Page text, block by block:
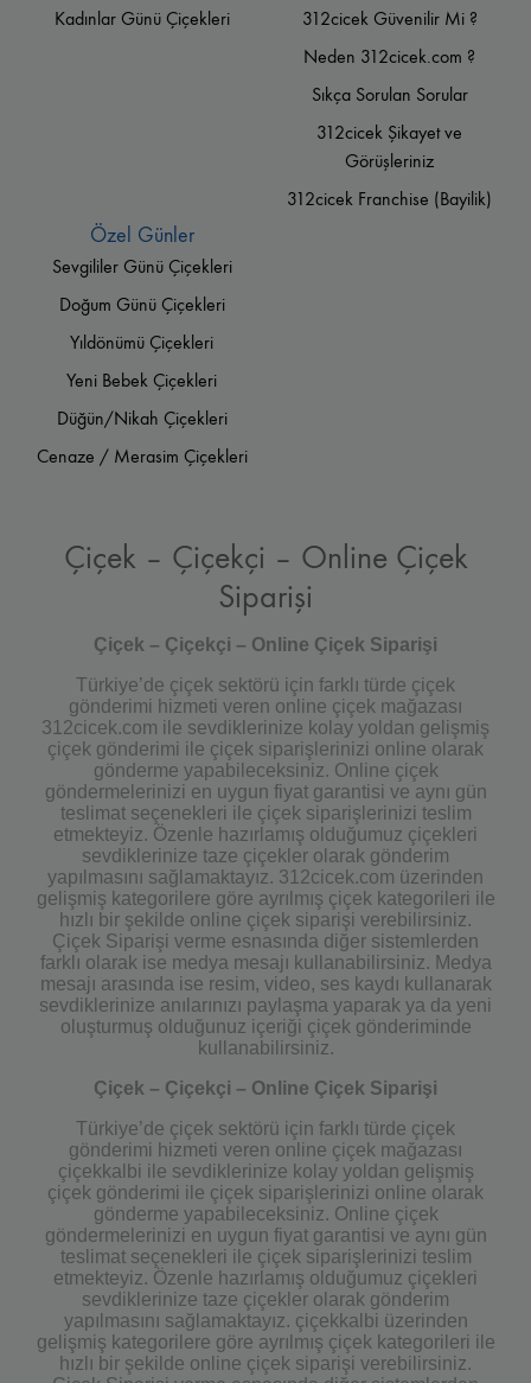
Kadınlar Günü Çiçekleri
312cicek Güvenilir Mi ?
Neden 312cicek.com ?
Sıkça Sorulan Sorular
312cicek Şikayet ve
Görüşleriniz
312cicek Franchise (Bayilik)
Özel Günler
Sevgililer Günü Çiçekleri
Doğum Günü Çiçekleri
Yıldönümü Çiçekleri
Yeni Bebek Çiçekleri
Düğün/Nikah Çiçekleri
Cenaze / Merasim Çiçekleri
Çiçek – Çiçekçi – Online Çiçek
Siparişi
Çiçek – Çiçekçi – Online Çiçek Siparişi
Türkiye’de çiçek sektörü için farklı türde çiçek
gönderimi hizmeti veren online çiçek mağazası
312cicek.com ile sevdiklerinize kolay yoldan gelişmiş
çiçek gönderimi ile çiçek siparişlerinizi online olarak
gönderme yapabileceksiniz. Online çiçek
göndermelerinizi en uygun fiyat garantisi ve aynı gün
teslimat seçenekleri ile çiçek siparişlerinizi teslim
etmekteyiz. Özenle hazırlamış olduğumuz çiçekleri
sevdiklerinize taze çiçekler olarak gönderim
yapılmasını sağlamaktayız. 312cicek.com üzerinden
gelişmiş kategorilere göre ayrılmış çiçek kategorileri ile
hızlı bir şekilde online çiçek siparişi verebilirsiniz.
Çiçek Siparişi verme esnasında diğer sistemlerden
farklı olarak ise medya mesajı kullanabilirsiniz. Medya
mesajı arasında ise resim, video, ses kaydı kullanarak
sevdiklerinize anılarınızı paylaşma yaparak ya da yeni
oluşturmuş olduğunuz içeriği çiçek gönderiminde
kullanabilirsiniz.
Çiçek – Çiçekçi – Online Çiçek Siparişi
Türkiye’de çiçek sektörü için farklı türde çiçek
gönderimi hizmeti veren online çiçek mağazası
çiçekkalbi ile sevdiklerinize kolay yoldan gelişmiş
çiçek gönderimi ile çiçek siparişlerinizi online olarak
gönderme yapabileceksiniz. Online çiçek
göndermelerinizi en uygun fiyat garantisi ve aynı gün
teslimat seçenekleri ile çiçek siparişlerinizi teslim
etmekteyiz. Özenle hazırlamış olduğumuz çiçekleri
sevdiklerinize taze çiçekler olarak gönderim
yapılmasını sağlamaktayız. çiçekkalbi üzerinden
gelişmiş kategorilere göre ayrılmış çiçek kategorileri ile
hızlı bir şekilde online çiçek siparişi verebilirsiniz.